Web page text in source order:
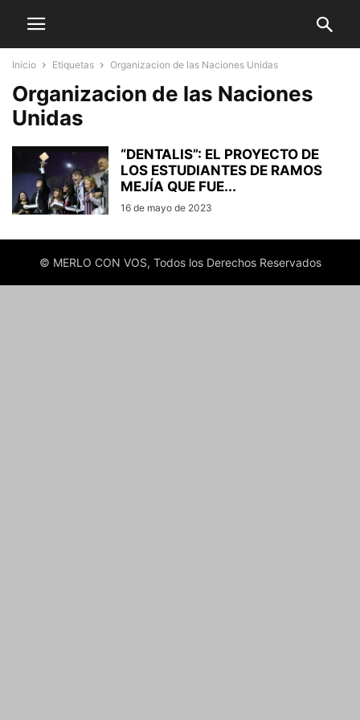
Inicio Etiquetas Organizacion de las Naciones Unidas
Organizacion de las Naciones
Unidas
“DENTALIS”: EL PROYECTO DE
LOS ESTUDIANTES DE RAMOS
MEJÍA QUE FUE...
16 de mayo de 2023
© MERLO CON VOS, Todos los Derechos Reservados